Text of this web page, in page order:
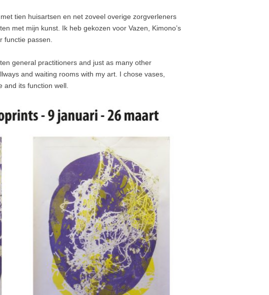
tien huisartsen en net zoveel overige zorgverleners
met mijn kunst. Ik heb gekozen voor Vazen, Kimono’s
passen.
general practitioners and just as many other
and waiting rooms with my art. I chose vases,
and its function well.